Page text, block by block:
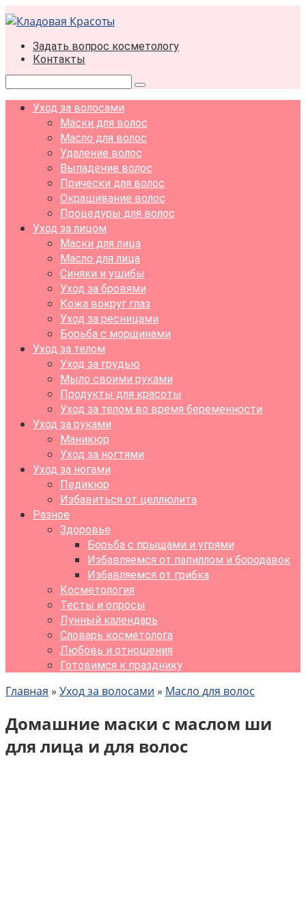
Перейти
к
контентуЗадать вопрос косметологу
Контакты
Поиск:
Уход за волосами
Маски для волос
Масло для волос
Удаление волос
Выпадение волос
Прически для волос
Окрашивание волос
Процедуры для волос
Уход за лицом
Маски для лица
Масло для лица
Синяки и ушибы
Уход за бровями
Кожа вокруг глаз
Уход за ресницами
Борьба с морщинами
Уход за телом
Уход за грудью
Мыло своими руками
Продукты для красоты
Уход за телом во время беременности
Уход за руками
Маникюр
Уход за ногтями
Уход за ногами
Педикюр
Избавиться от целлюлита
Разное
Здоровье
Борьба с прыщами и угрями
Избавляемся от папиллом и бородавок
Избавляемся от грибка
Косметология
Тесты и опросы
Лунный календарь
Словарь косметолога
Любовь и отношения
Готовимся к празднику
Главная » Уход за волосами » Масло для волос
Домашние маски с маслом ши
для лица и для волос